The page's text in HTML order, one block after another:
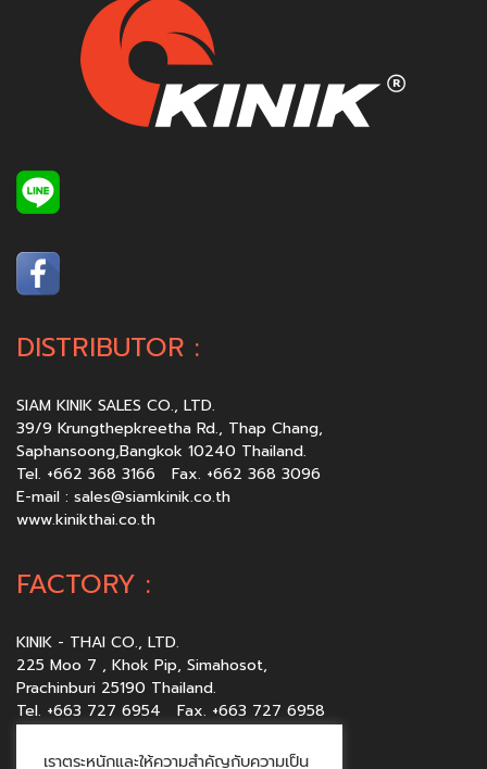
DISTRIBUTOR :
SIAM KINIK SALES CO., LTD.
39/9 Krungthepkreetha Rd., Thap Chang,
Saphansoong,Bangkok 10240 Thailand.
Tel. +662 368 3166 Fax. +662 368 3096
E-mail : sales@siamkinik.co.th
www.kinikthai.co.th
FACTORY :
KINIK - THAI CO., LTD.
225 Moo 7 , Khok Pip, Simahosot,
Prachinburi 25190 Thailand.
Tel. +663 727 6954 Fax. +663 727 6958
www.kinikthai.co.th
เราตระหนักและให้ความสำคัญกับความเป็น